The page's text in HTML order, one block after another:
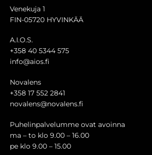
Venekuja 1
FIN-05720 HYVINKÄÄ
A.I.O.S.
+358 40 5344 575
info@aios.fi
Novalens
+358 17 552 2841
novalens@novalens.fi
Puhelinpalvelumme ovat avoinna
ma – to klo 9.00 – 16.00
pe klo 9.00 – 15.00